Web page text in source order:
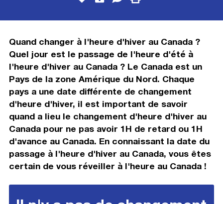
Quand changer à l'heure d'hiver au Canada ?
Quel jour est le passage de l'heure d'été à
l'heure d'hiver au Canada ? Le Canada est un
Pays de la zone Amérique du Nord. Chaque
pays a une date différente de changement
d'heure d'hiver, il est important de savoir
quand a lieu le changement d'heure d'hiver au
Canada pour ne pas avoir 1H de retard ou 1H
d'avance au Canada. En connaissant la date du
passage à l'heure d'hiver au Canada, vous êtes
certain de vous réveiller à l'heure au Canada !